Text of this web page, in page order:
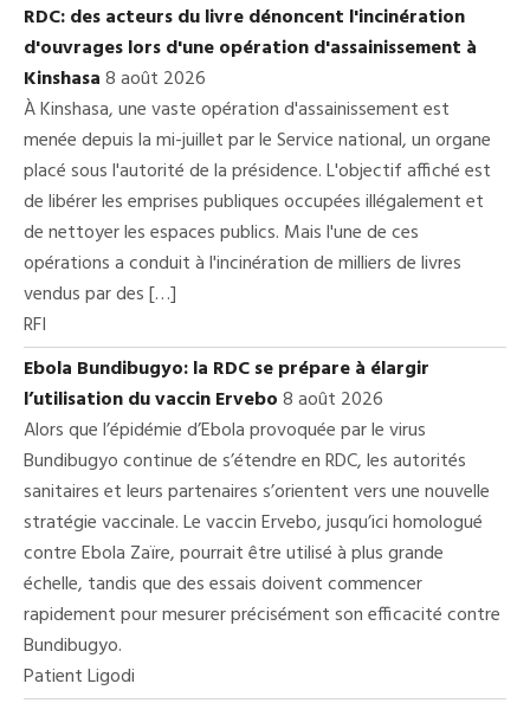
RDC: des acteurs du livre dénoncent l'incinération
d'ouvrages lors d'une opération d'assainissement à
Kinshasa8 août 2026
À Kinshasa, une vaste opération d'assainissement est
menée depuis la mi-juillet par le Service national, un organe
placé sous l'autorité de la présidence. L'objectif affiché est
de libérer les emprises publiques occupées illégalement et
de nettoyer les espaces publics. Mais l'une de ces
opérations a conduit à l'incinération de milliers de livres
vendus par des […]
RFI
Ebola Bundibugyo: la RDC se prépare à élargir
l’utilisation du vaccin Ervebo8 août 2026
Alors que l’épidémie d’Ebola provoquée par le virus
Bundibugyo continue de s’étendre en RDC, les autorités
sanitaires et leurs partenaires s’orientent vers une nouvelle
stratégie vaccinale. Le vaccin Ervebo, jusqu’ici homologué
contre Ebola Zaïre, pourrait être utilisé à plus grande
échelle, tandis que des essais doivent commencer
rapidement pour mesurer précisément son efficacité contre
Bundibugyo.
Patient Ligodi